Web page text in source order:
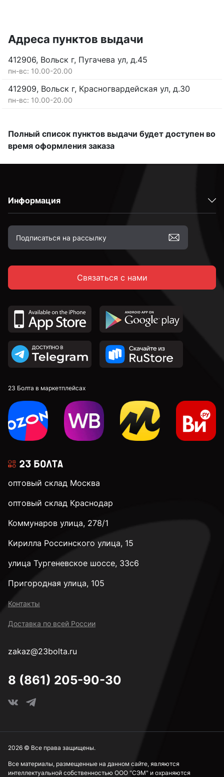
Адреса пунктов выдачи
412906, Вольск г, Пугачева ул, д.45
пн-вс: 10.00-20.00
412909, Вольск г, Красногвардейская ул, д.30
пн-вс: 10.00-20.00
Полный список пунктов выдачи будет доступен во
время оформления заказа
Информация
Связаться с нами
23 Болта в маркетплейсах
оптовый склад Москва
оптовый склад Краснодар
Коммунаров улица, 278/1
Кирилла Россинского улица, 15
улица Тургеневское шоссе, 33с6
Пригородная улица, 105
Контакты
Доставка по всей России
zakaz@23bolta.ru
8 (861) 205-90-30
Все материалы, размещенные на данном сайте, являются
интеллектуальной собственностью ООО "СЭМ" и охраняются
2026 © Все права защищены.